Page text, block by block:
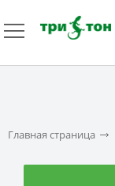
Главная страница